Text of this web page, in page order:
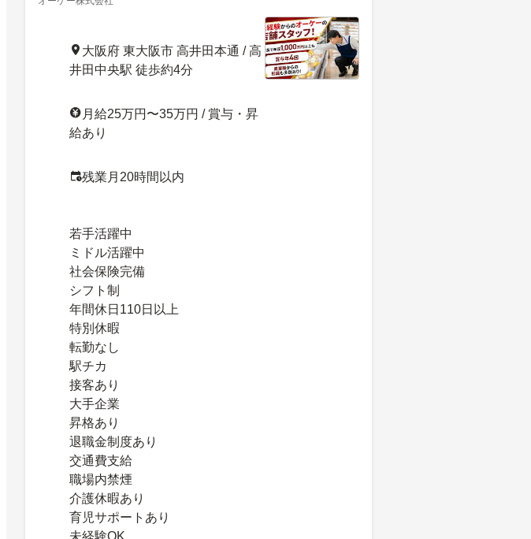
大阪府 東大阪市 高井田本通 / 高
井田中央駅 徒歩約4分
月給25万円〜35万円 / 賞与・昇
給あり
残業月20時間以内
若手活躍中
ミドル活躍中
社会保険完備
シフト制
年間休日110日以上
特別休暇
転勤なし
駅チカ
接客あり
大手企業
昇格あり
退職金制度あり
交通費支給
職場内禁煙
介護休暇あり
育児サポートあり